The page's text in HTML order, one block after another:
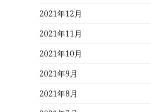
2021年12月
2021年11月
2021年10月
2021年9月
2021年8月